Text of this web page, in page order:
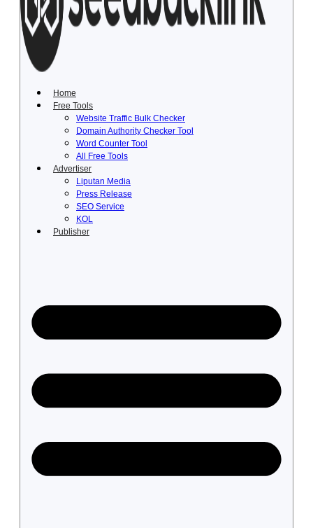
Lewati
konten
Home
Free Tools
Website Traffic Bulk Checker
Domain Authority Checker Tool
Word Counter Tool
All Free Tools
Advertiser
Liputan Media
Press Release
SEO Service
KOL
Publisher